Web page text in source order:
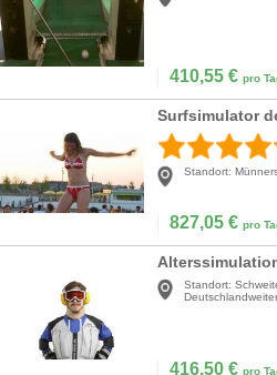
410,55 € pro
Standort:
827,05 € pro
Standort:
416,50 € pro